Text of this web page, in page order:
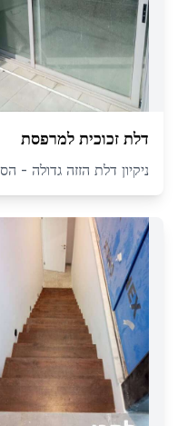
דלת זכוכית למרפסת
ניקיון דלת הזזה גדולה -